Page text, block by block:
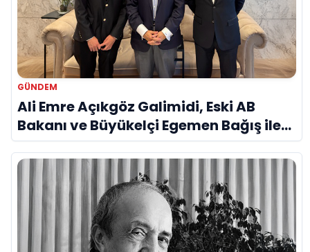
GÜNDEM
Ali Emre Açıkgöz Galimidi, Eski AB
Bakanı ve Büyükelçi Egemen Bağış ile
Bir Araya Geldi